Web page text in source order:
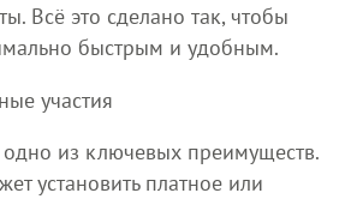
Всё это сделано так, чтобы
быстрым и удобным.
участия
одно из ключевых преимуществ.
установить платное или